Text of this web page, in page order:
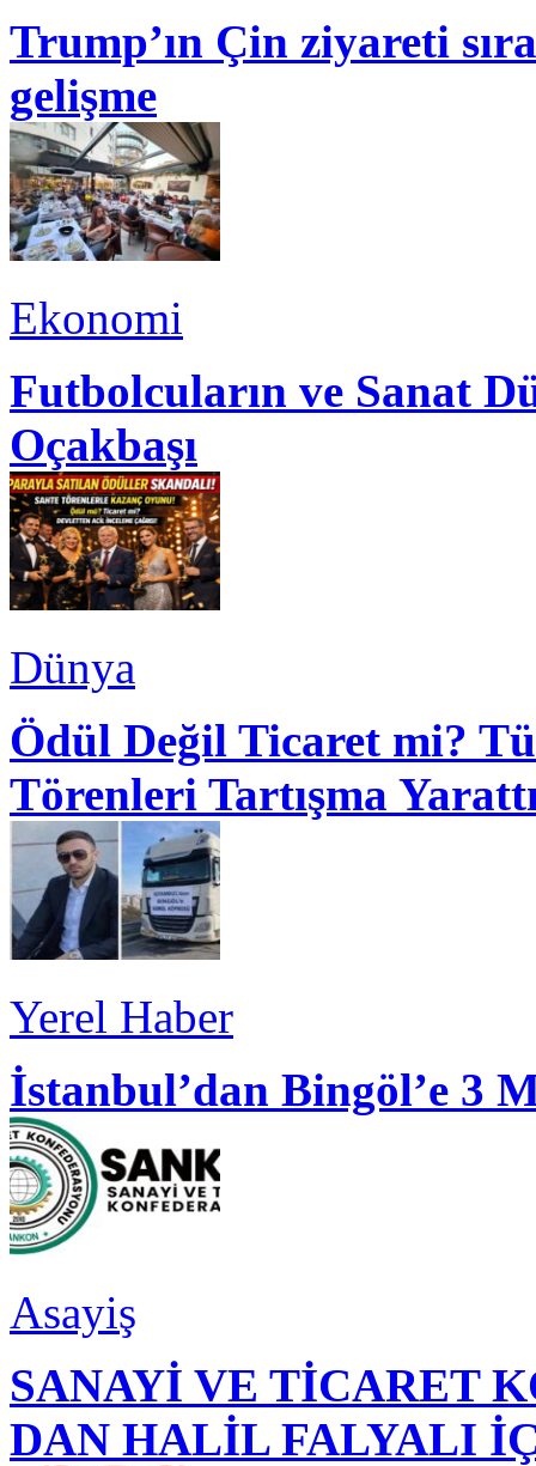
Trump’ın Çin ziyareti
gelişme
Ekonomi
Futbolcuların ve Sanat
Oçakbaşı
Dünya
Ödül Değil Ticaret mi?
Törenleri Tartışma
Yerel Haber
İstanbul’dan Bingöl’e 3
Asayiş
SANAYİ VE TİCARET
DAN HALİL FALYALI